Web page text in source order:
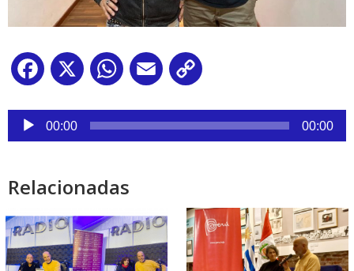
Facebook
X WhatsApp
Email
Reproductor
audio
00:00 00:00
Relacionadas